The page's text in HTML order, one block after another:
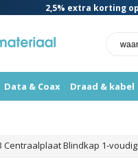
2,5% extra korting
Data & Coax Draad & kabel
Centraalplaat Blindkap 1-